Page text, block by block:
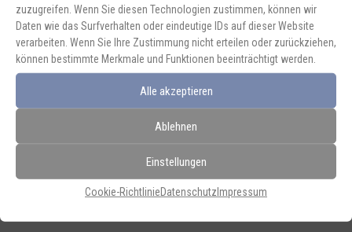
zuzugreifen. Wenn Sie diesen Technologien zustimmen, können wir
Daten wie das Surfverhalten oder eindeutige IDs auf dieser Website
verarbeiten. Wenn Sie Ihre Zustimmung nicht erteilen oder zurückziehen,
können bestimmte Merkmale und Funktionen beeinträchtigt werden.
Alle akzeptieren
Ablehnen
Einstellungen
Cookie-RichtlinieDatenschutz Impressum
SA. 03.10.2026 Dorfen, Waldkonzert
SA. 10.10.2026 Weilheim, Hofbühne
Höhenberg bei Buchbach,
Lebensgemeinschaft